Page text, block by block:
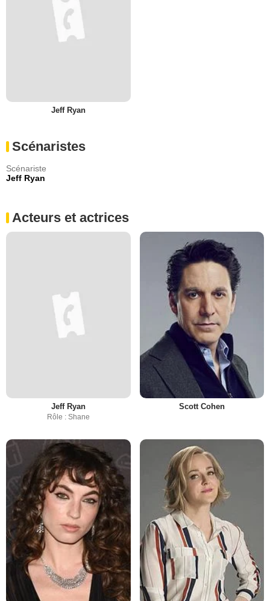
Jeff Ryan
Scénaristes
Scénariste
Jeff Ryan
Acteurs et actrices
Jeff Ryan
Rôle : Shane
Scott Cohen